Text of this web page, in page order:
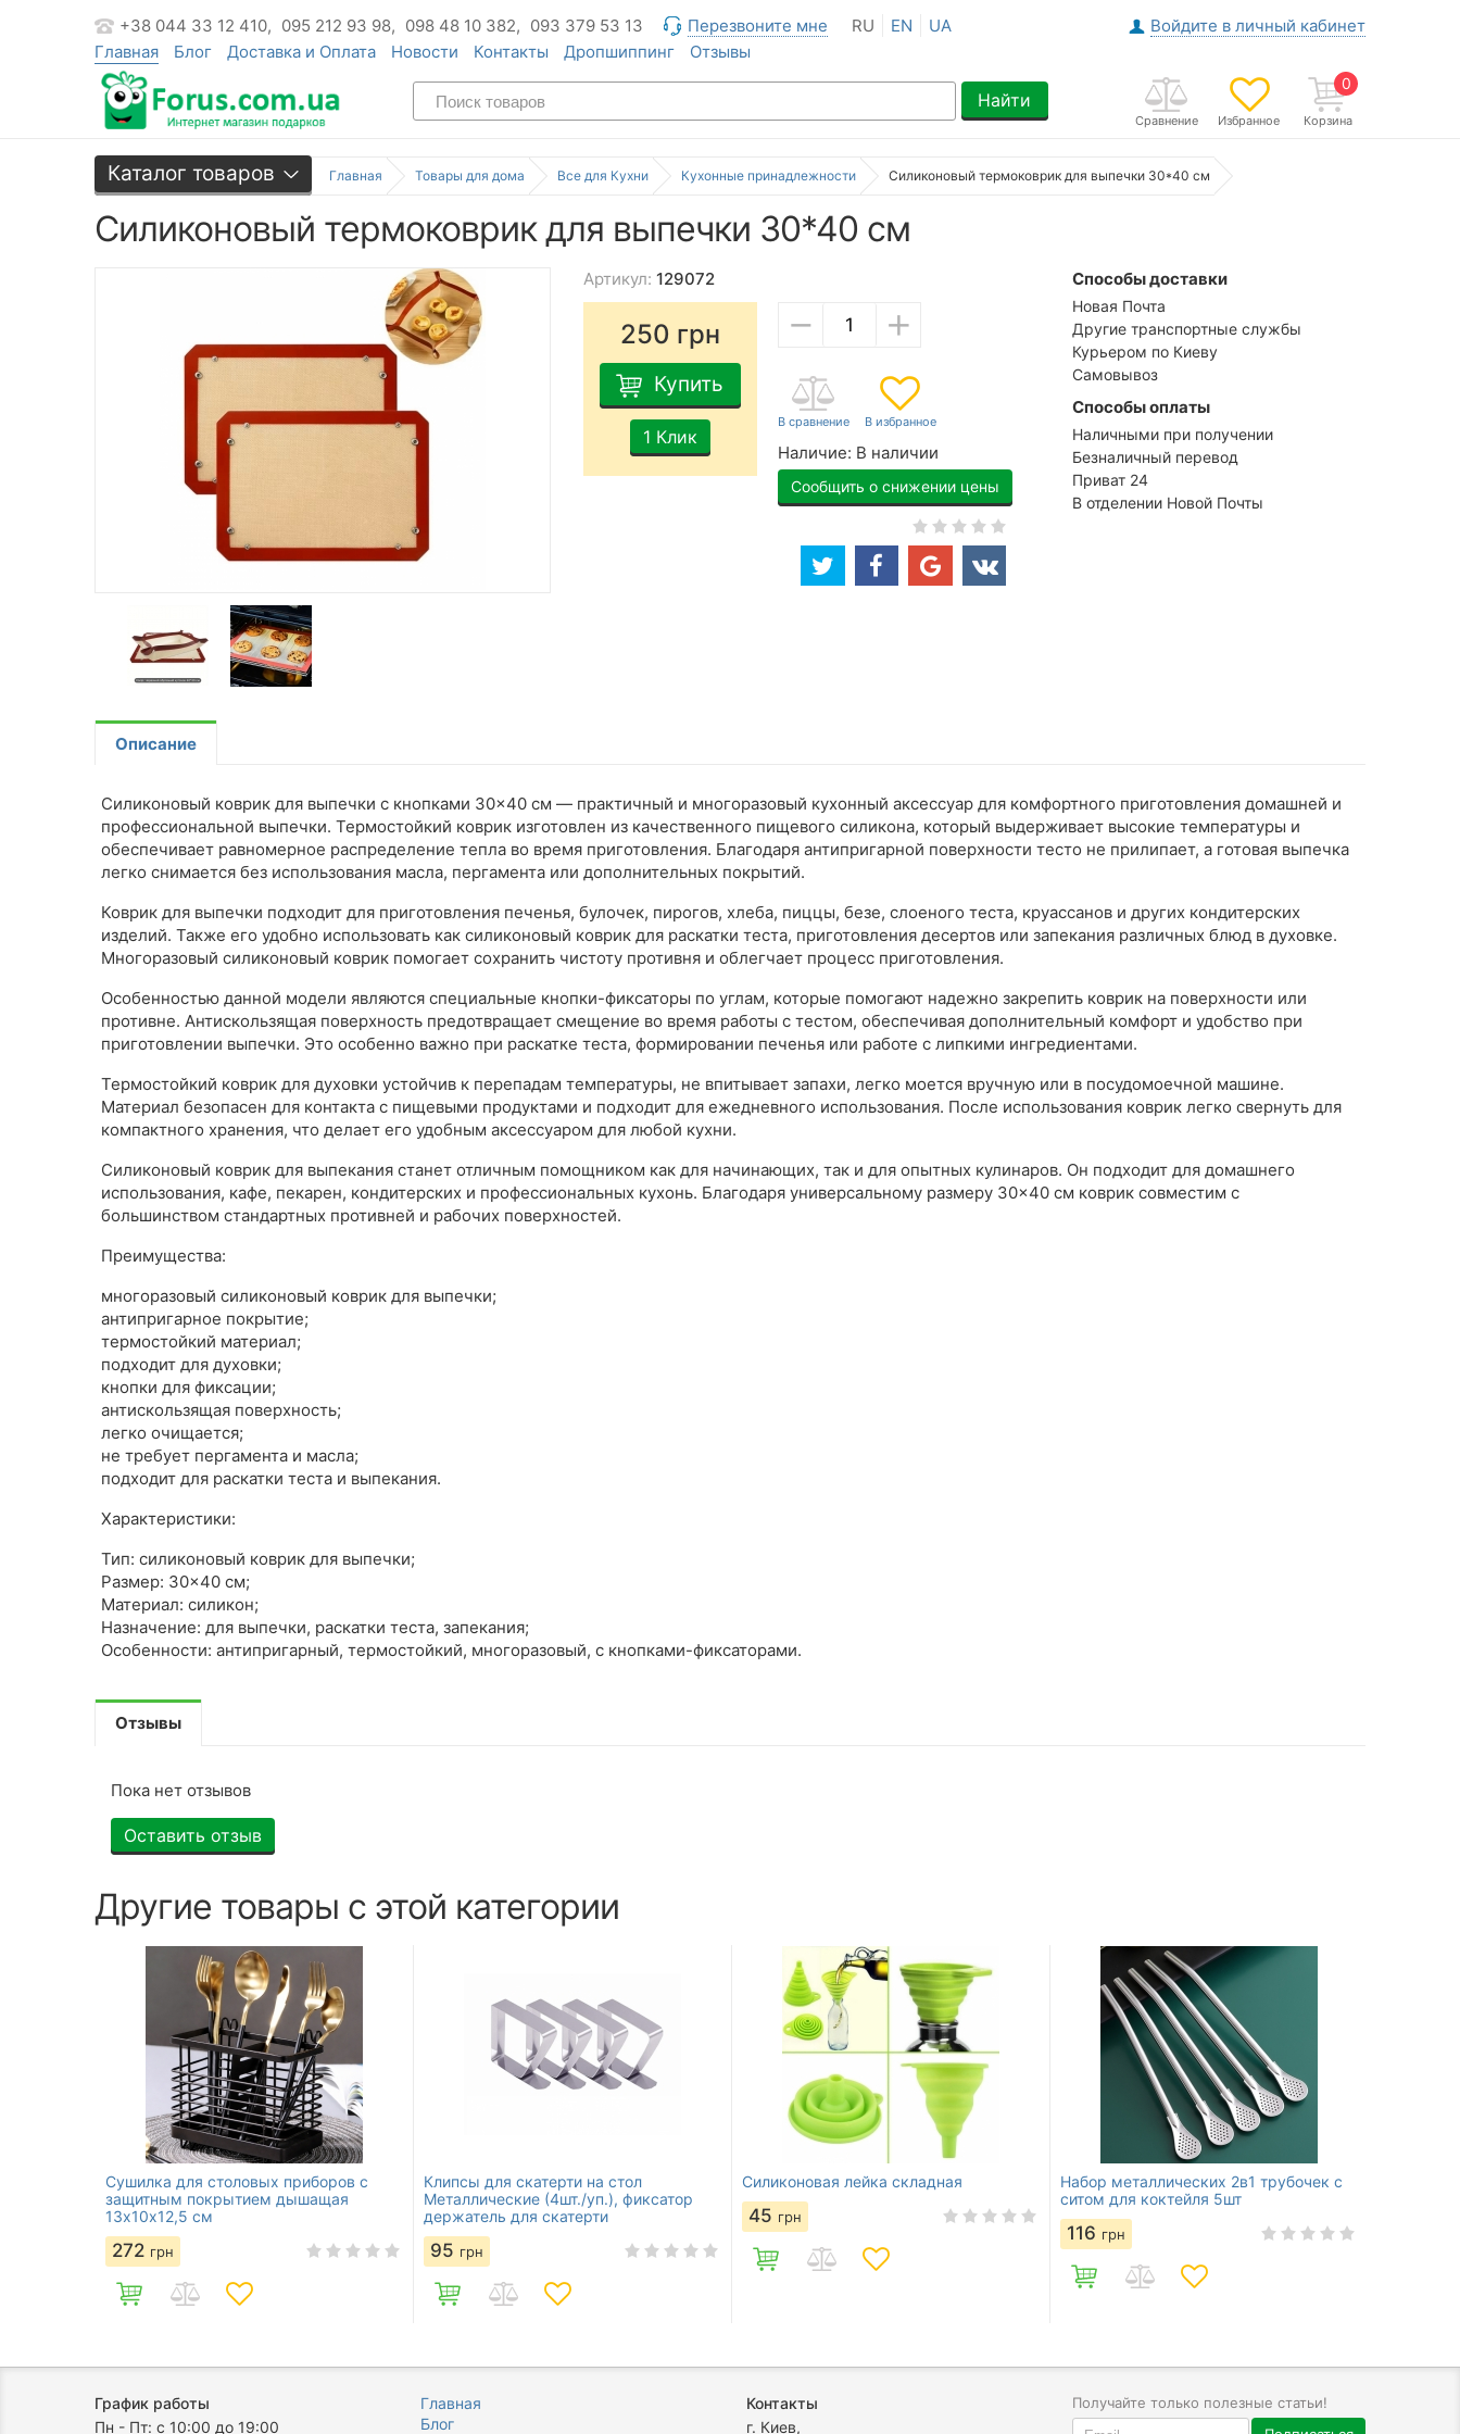
+38 044 33 12 410, 095 212 93 98, 098 48 10 382, 093 379 53 13 Перезвоните мне RU EN UA
Войдите в личный кабинет
Главная
Блог Доставка и Оплата Новости Контакты Дропшиппинг Отзывы
0
Корзина
Избранное
Сравнение
Найти
Каталог товаров Главная Товары для дома Все для Кухни Кухонные принадлежности Силиконовый термоковрик для выпечки 30*40 см
Силиконовый термоковрик для выпечки 30*40 см
Артикул: 129072
250 грн
Купить
1 Клик
− +
Наличие: В наличии
Сообщить о снижении цены
Способы доставки
Новая Почта
Другие транспортные службы
Курьером по Киеву
Самовывоз
Способы оплаты
Наличными при получении
Безналичный перевод
Приват 24
В отделении Новой Почты
Описание
Силиконовый коврик для выпечки с кнопками 30×40 см — практичный и многоразовый кухонный аксессуар для комфортного приготовления домашней и
профессиональной выпечки. Термостойкий коврик изготовлен из качественного пищевого силикона, который выдерживает высокие температуры и
обеспечивает равномерное распределение тепла во время приготовления. Благодаря антипригарной поверхности тесто не прилипает, а готовая выпечка
легко снимается без использования масла, пергамента или дополнительных покрытий.
Коврик для выпечки подходит для приготовления печенья, булочек, пирогов, хлеба, пиццы, безе, слоеного теста, круассанов и других кондитерских
изделий. Также его удобно использовать как силиконовый коврик для раскатки теста, приготовления десертов или запекания различных блюд в духовке.
Многоразовый силиконовый коврик помогает сохранить чистоту противня и облегчает процесс приготовления.
Особенностью данной модели являются специальные кнопки-фиксаторы по углам, которые помогают надежно закрепить коврик на поверхности или
противне. Антискользящая поверхность предотвращает смещение во время работы с тестом, обеспечивая дополнительный комфорт и удобство при
приготовлении выпечки. Это особенно важно при раскатке теста, формировании печенья или работе с липкими ингредиентами.
Термостойкий коврик для духовки устойчив к перепадам температуры, не впитывает запахи, легко моется вручную или в посудомоечной машине.
Материал безопасен для контакта с пищевыми продуктами и подходит для ежедневного использования. После использования коврик легко свернуть для
компактного хранения, что делает его удобным аксессуаром для любой кухни.
Силиконовый коврик для выпекания станет отличным помощником как для начинающих, так и для опытных кулинаров. Он подходит для домашнего
использования, кафе, пекарен, кондитерских и профессиональных кухонь. Благодаря универсальному размеру 30×40 см коврик совместим с
большинством стандартных противней и рабочих поверхностей.
Преимущества:
многоразовый силиконовый коврик для выпечки;
антипригарное покрытие;
термостойкий материал;
подходит для духовки;
кнопки для фиксации;
антискользящая поверхность;
легко очищается;
не требует пергамента и масла;
подходит для раскатки теста и выпекания.
Характеристики:
Тип: силиконовый коврик для выпечки;
Размер: 30×40 см;
Материал: силикон;
Назначение: для выпечки, раскатки теста, запекания;
Особенности: антипригарный, термостойкий, многоразовый, с кнопками-фиксаторами.
Отзывы
Пока нет отзывов
Оставить отзыв
Другие товары с этой категории
Сушилка для столовых приборов с
защитным покрытием дышащая
13х10х12,5 см
272 грн
Клипсы для скатерти на стол
Металлические (4шт./уп.), фиксатор
держатель для скатерти
95 грн
Силиконовая лейка складная
45 грн
Набор металлических 2в1 трубочек с
ситом для коктейля 5шт
116 грн
График работы
Пн - Пт: с 10:00 до 19:00
Главная
Блог
Контакты
г. Киев,
Получайте только полезные статьи!